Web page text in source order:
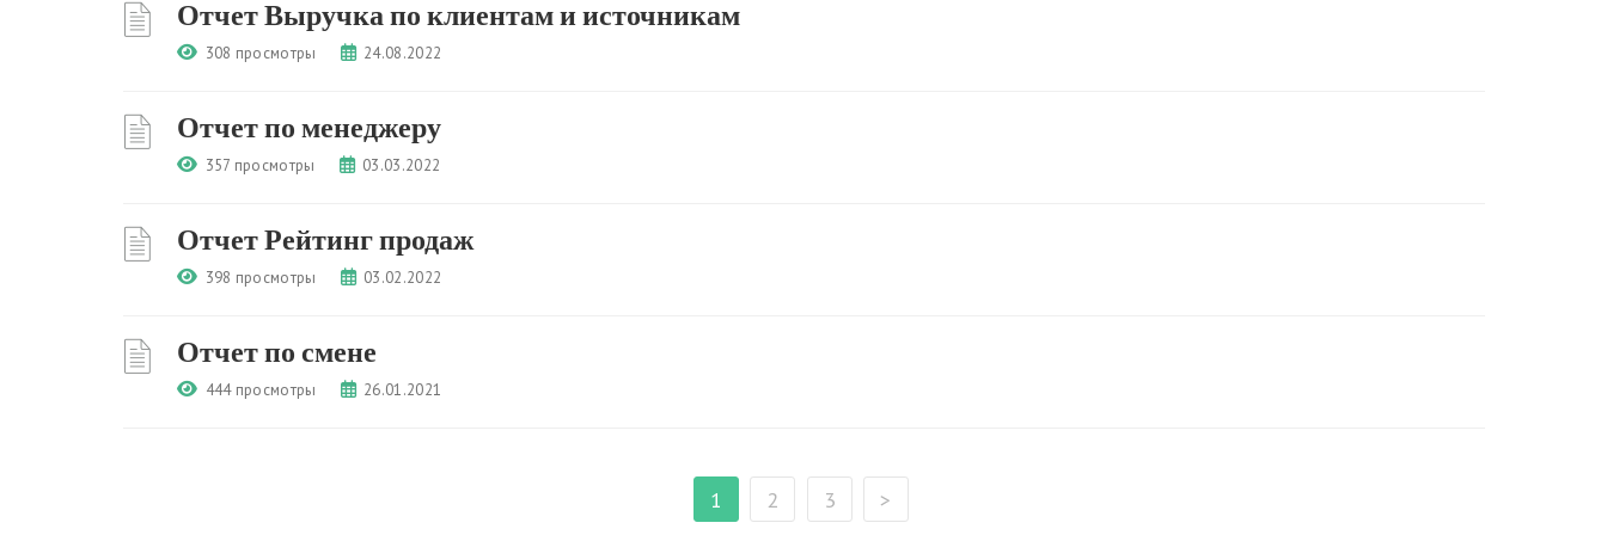
Отчет Выручка по клиентам и источникам
308 просмотры 24.08.2022
Отчет по менеджеру
357 просмотры 03.03.2022
Отчет Рейтинг продаж
398 просмотры 03.02.2022
Отчет по смене
444 просмотры 26.01.2021
1 2 3 >